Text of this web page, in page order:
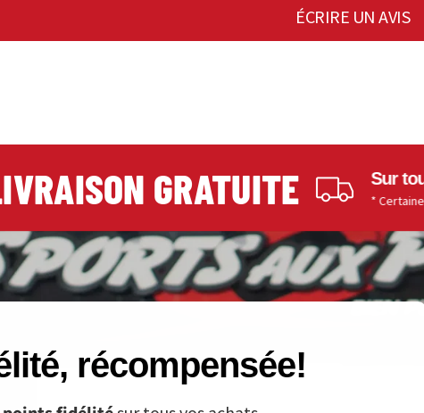
ÉCRIRE UN AVIS
GRATUITE Sur toutes
* Certaines
récompensée!